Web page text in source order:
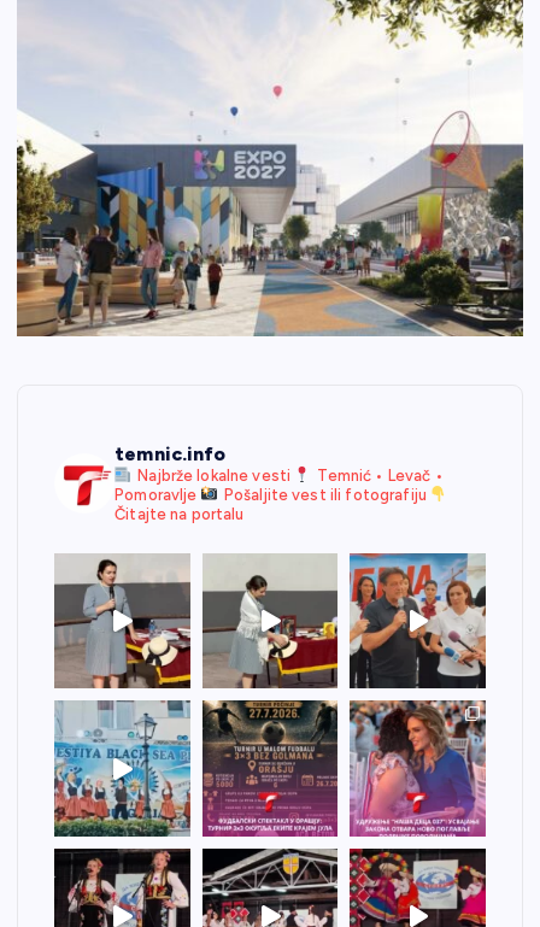
temnic.info
Najbrže lokalne vesti
Temnić • Levač •
Pomoravlje
Pošaljite vest ili fotografiju
Čitajte na portalu